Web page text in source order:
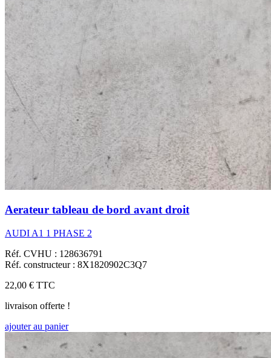
Aerateur tableau de bord avant droit
AUDI A1 1 PHASE 2
Réf. CVHU : 128636791
Réf. constructeur : 8X1820902C3Q7
22,00 € TTC
livraison offerte !
ajouter au panier